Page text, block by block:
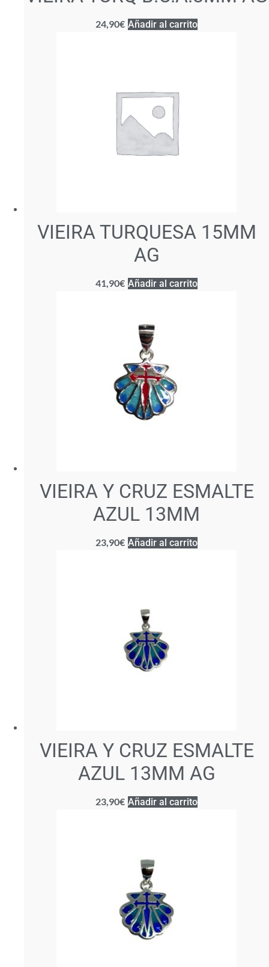
24,90€ Añadir al carrito
VIEIRA TURQUESA 15MM
AG
41,90€ Añadir al carrito
VIEIRA Y CRUZ ESMALTE
AZUL 13MM
23,90€ Añadir al carrito
VIEIRA Y CRUZ ESMALTE
AZUL 13MM AG
23,90€ Añadir al carrito